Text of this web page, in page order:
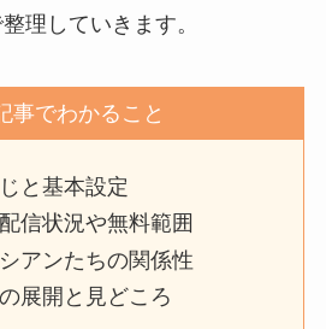
理していきます。
事でわかること
と基本設定
信状況や無料範囲
アンたちの関係性
展開と見どころ